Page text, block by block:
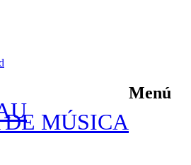
MÚSICA
Menú